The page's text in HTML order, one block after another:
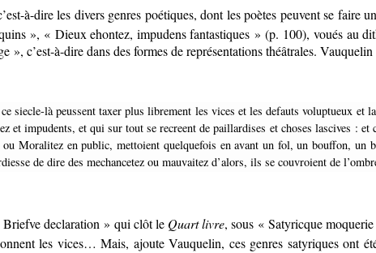
à-dire les divers genres poétiques, dont les poètes peuvent se faire
», « Dieux ehontez, impudens fantastiques » (p. 100), voués au
», c’est-à-dire dans des formes de représentations théâtrales.
et impudents, et qui sur tout se recreent de paillardises et choses lascives :
ou Moralitez en public, mettoient quelquefois en avant un fol, un bouffon,
de dire des mechancetez ou mauvaitez d’alors, ils se couvroient de
declaration » qui clôt le Quart livre, sous « Satyricque
les vices… Mais, ajoute Vauquelin, ces genres satyriques ont